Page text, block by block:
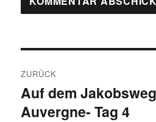
ZURÜCK
Vorheriger
Beitrag:
Auf dem
Auvergne- Tag 4